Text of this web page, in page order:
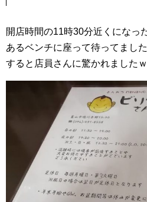
開店時間の11時30分近くになっ
あるベンチに座って待ってました
すると店員さんに驚かれましたｗ